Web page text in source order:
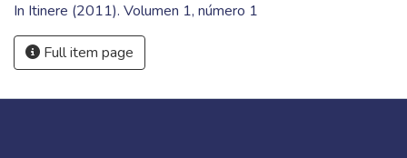
In Itinere (2011). Volumen 1, número 1
Full item page